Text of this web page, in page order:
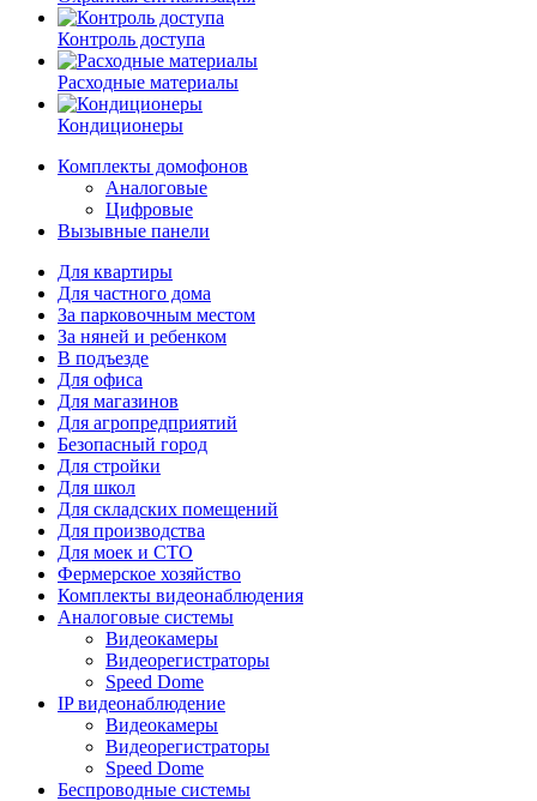
Контроль доступа
Расходные материалы
Кондиционеры
Комплекты домофонов
Аналоговые
Цифровые
Вызывные панели
Для квартиры
Для частного дома
За парковочным местом
За няней и ребенком
В подъезде
Для офиса
Для магазинов
Для агропредприятий
Безопасный город
Для стройки
Для школ
Для складских помещений
Для производства
Для моек и СТО
Фермерское хозяйство
Комплекты видеонаблюдения
Аналоговые системы
Видеокамеры
Видеорегистраторы
Speed Dome
IP видеонаблюдение
Видеокамеры
Видеорегистраторы
Speed Dome
Беспроводные системы